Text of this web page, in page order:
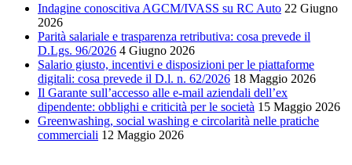
Indagine conoscitiva AGCM/IVASS su RC Auto 22 Giugno
2026
Parità salariale e trasparenza retributiva: cosa prevede il
D.Lgs. 96/2026 4 Giugno 2026
Salario giusto, incentivi e disposizioni per le piattaforme
digitali: cosa prevede il D.l. n. 62/2026 18 Maggio 2026
Il Garante sull’accesso alle e-mail aziendali dell’ex
dipendente: obblighi e criticità per le società 15 Maggio 2026
Greenwashing, social washing e circolarità nelle pratiche
commerciali 12 Maggio 2026